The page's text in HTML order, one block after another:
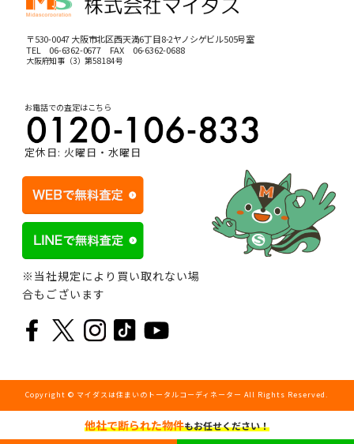
他社で断られた物件もお任せください！
〒530-0047 大阪市北区西天満6丁目8-2ヤノシゲビル505号室
TEL 06-6362-0677FAX 06-6362-0688
大阪府知事（3）第58184号
お電話での査定はこちら
定休日: 火曜日・水曜日
※当社規定により買い取れない場
合もございます
Copyright © マイダスは住まいのトータルコーディネーター All Rights Reserved.